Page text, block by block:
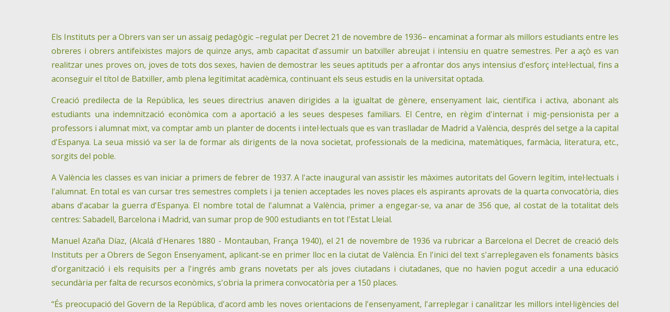
Els Instituts per a Obrers van ser un assaig pedagògic –regulat per Decret 21 de novembre de 1936– encaminat a formar als millors estudiants entre les
obreres i obrers antifeixistes majors de quinze anys, amb capacitat d'assumir un batxiller abreujat i intensiu en quatre semestres. Per a açò es van
realitzar unes proves on, joves de tots dos sexes, havien de demostrar les seues aptituds per a afrontar dos anys intensius d'esforç intel·lectual, fins a
aconseguir el títol de Batxiller, amb plena legitimitat acadèmica, continuant els seus estudis en la universitat optada.
Creació predilecta de la República, les seues directrius anaven dirigides a la igualtat de gènere, ensenyament laic, científica i activa, abonant als
estudiants una indemnització econòmica com a aportació a les seues despeses familiars. El Centre, en règim d'internat i mig-pensionista per a
professors i alumnat mixt, va comptar amb un planter de docents i intel·lectuals que es van traslladar de Madrid a València, després del setge a la capital
d'Espanya. La seua missió va ser la de formar als dirigents de la nova societat, professionals de la medicina, matemàtiques, farmàcia, literatura, etc.,
sorgits del poble.
A València les classes es van iniciar a primers de febrer de 1937. A l'acte inaugural van assistir les màximes autoritats del Govern legítim, intel·lectuals i
l'alumnat. En total es van cursar tres semestres complets i ja tenien acceptades les noves places els aspirants aprovats de la quarta convocatòria, dies
abans d'acabar la guerra d'Espanya. El nombre total de l'alumnat a València, primer a engegar-se, va anar de 356 que, al costat de la totalitat dels
centres: Sabadell, Barcelona i Madrid, van sumar prop de 900 estudiants en tot l'Estat Lleial.
Manuel Azaña Díaz, (Alcalá d'Henares 1880 - Montauban, França 1940), el 21 de novembre de 1936 va rubricar a Barcelona el Decret de creació dels
Instituts per a Obrers de Segon Ensenyament, aplicant-se en primer lloc en la ciutat de València. En l'inici del text s'arreplegaven els fonaments bàsics
d'organització i els requisits per a l'ingrés amb grans novetats per als joves ciutadans i ciutadanes, que no havien pogut accedir a una educació
secundària per falta de recursos econòmics, s'obria la primera convocatòria per a 150 places.
“És preocupació del Govern de la República, d'acord amb les noves orientacions de l'ensenyament, l'arreplegar i canalitzar les millors intel·ligències del